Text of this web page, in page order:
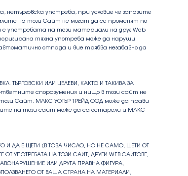
нетърговска употреба, при условие че запазите
на този Сайт не могат да се променят по
е употребата на тези материали на друг Web
тяхна употреба може да наруши
отпада и вие трябва незабавно да
ТЪРГОВСКИ ИЛИ ЦЕЛЕВИ, КАКТО И ТАКИВА ЗА
споразумения и нищо в този сайт не
Сайт. МАКС УОТЪР ТРЕЙД ООД може да прави
на този сайт може да са остарели и МАКС
И ДА Е ЩЕТИ (В ТОВА ЧИСЛО, НО НЕ САМО, ЩЕТИ ОТ
УПОТРЕБАТА НА ТОЗИ САЙТ, ДРУГИ WEB САЙТОВЕ,
ИЛИ ДРУГА ПРАВНА ФИГУРА,
ОТ ВАША СТРАНА НА МАТЕРИАЛИ,